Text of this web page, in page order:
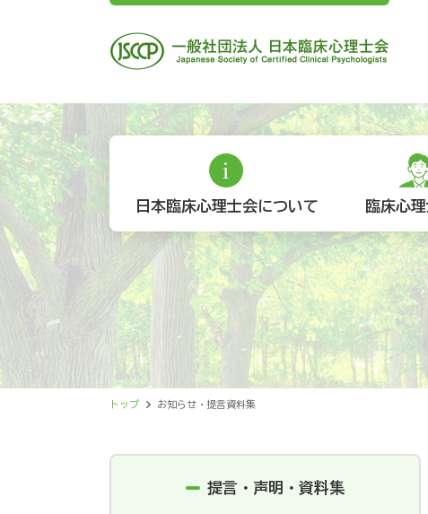
日本臨床心理士会について 臨床心
トップ お知らせ・提言資料集
提言・声明・資料集